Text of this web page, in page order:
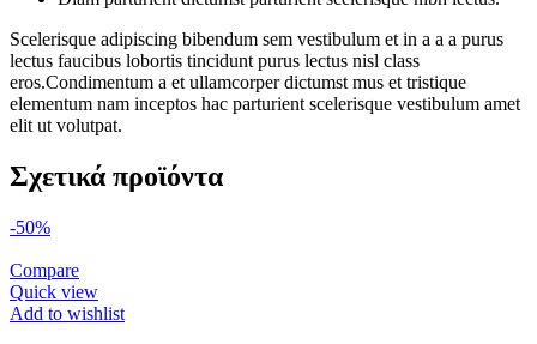
Scelerisque adipiscing bibendum sem vestibulum et in a a a purus
lectus faucibus lobortis tincidunt purus lectus nisl class
eros.Condimentum a et ullamcorper dictumst mus et tristique
elementum nam inceptos hac parturient scelerisque vestibulum amet
elit ut volutpat.
Σχετικά προϊόντα
-50%
Compare
Quick view
Add to wishlist